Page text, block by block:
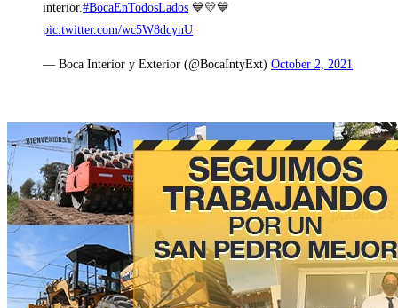
interior.#BocaEnTodosLados 💙💛💙
pic.twitter.com/wc5W8dcynU
— Boca Interior y Exterior (@BocaIntyExt) October 2, 2021